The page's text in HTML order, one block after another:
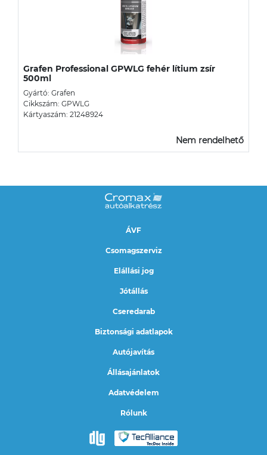
Grafen Professional GPWLG fehér lítium zsír
500ml
Gyártó: Grafen
Cikkszám: GPWLG
Kártyaszám: 21248924
Nem rendelhető
ÁVF
Csomagszerviz
Elállási jog
Jótállás
Cseredarab
Biztonsági adatlapok
Autójavítás
Állásajánlatok
Adatvédelem
Rólunk